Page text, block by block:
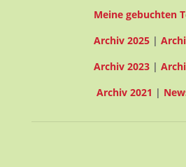
Meine gebuchten
Archiv 2025|
Archiv 2023|
Archiv 2021 |